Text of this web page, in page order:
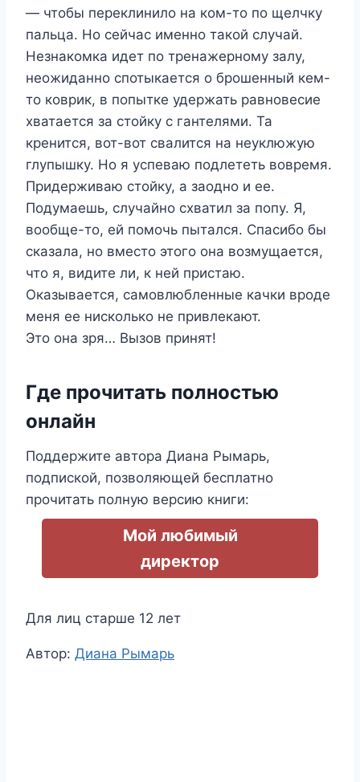
— чтобы переклинило на ком-то по щелчку
пальца. Но сейчас именно такой случай.
Незнакомка идет по тренажерному залу,
неожиданно спотыкается о брошенный кем-
то коврик, в попытке удержать равновесие
хватается за стойку с гантелями. Та
кренится, вот-вот свалится на неуклюжую
глупышку. Но я успеваю подлететь вовремя.
Придерживаю стойку, а заодно и ее.
Подумаешь, случайно схватил за попу. Я,
вообще-то, ей помочь пытался. Спасибо бы
сказала, но вместо этого она возмущается,
что я, видите ли, к ней пристаю.
Оказывается, самовлюбленные качки вроде
меня ее нисколько не привлекают.
Это она зря… Вызов принят!
Где прочитать полностью
онлайн
Поддержите автора Диана Рымарь,
подпиской, позволяющей бесплатно
прочитать полную версию книги:
Мой любимый
директор
Для лиц старше 12 лет
Метки
Автор: Диана Рымарь